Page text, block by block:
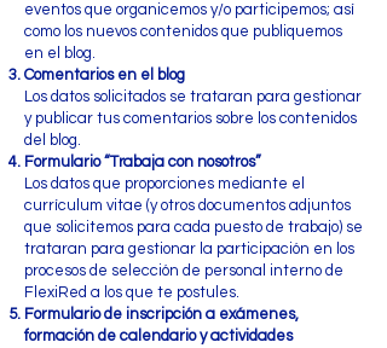
eventos que organicemos y/o participemos; así
como los nuevos contenidos que publiquemos
en el blog.
Comentarios en el blog
Los datos solicitados se trataran para gestionar
y publicar tus comentarios sobre los contenidos
del blog.
Formulario “Trabaja con nosotros”
Los datos que proporciones mediante el
currículum vitae (y otros documentos adjuntos
que solicitemos para cada puesto de trabajo) se
trataran para gestionar la participación en los
procesos de selección de personal interno de
FlexiRed a los que te postules.
Formulario de inscripción a exámenes,
formación de calendario y actividades